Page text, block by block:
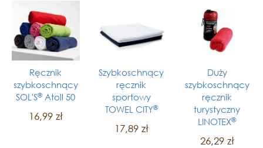
Ręcznik
szybkoschnący
SOL'S®Atoll 50
16,99 zł
Szybkoschnący
ręcznik
sportowy
TOWEL CITY®
17,89 zł
Duży
szybkoschnący
ręcznik
turystyczny
LINOTEX®
26,29 zł